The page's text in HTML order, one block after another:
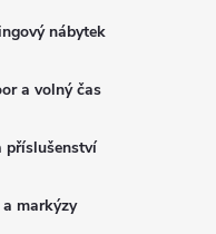
nábytek
a volný čas
příslušenství
markýzy